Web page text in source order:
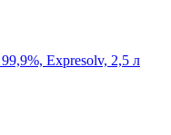
Expresolv, 2,5 л